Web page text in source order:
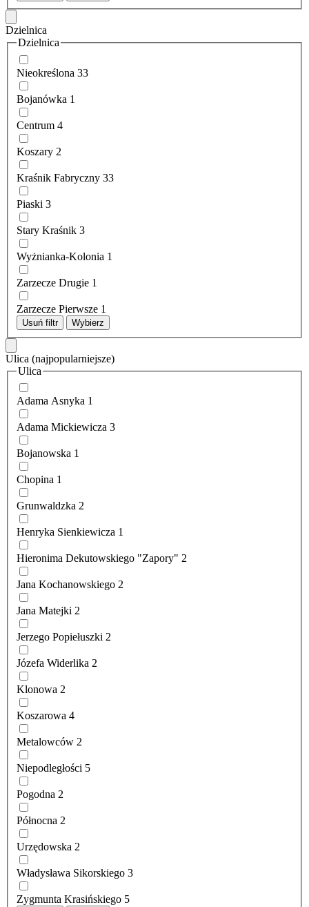
Dzielnica
Dzielnica
Nieokreślona 33
Bojanówka 1
Centrum 4
Koszary 2
Kraśnik Fabryczny 33
Piaski 3
Stary Kraśnik 3
Wyżnianka-Kolonia 1
Zarzecze Drugie 1
Zarzecze Pierwsze 1
Usuń filtr Wybierz
Ulica (najpopularniejsze)
Ulica
Adama Asnyka 1
Adama Mickiewicza 3
Bojanowska 1
Chopina 1
Grunwaldzka 2
Henryka Sienkiewicza 1
Hieronima Dekutowskiego "Zapory" 2
Jana Kochanowskiego 2
Jana Matejki 2
Jerzego Popiełuszki 2
Józefa Widerlika 2
Klonowa 2
Koszarowa 4
Metalowców 2
Niepodległości 5
Pogodna 2
Północna 2
Urzędowska 2
Władysława Sikorskiego 3
Zygmunta Krasińskiego 5